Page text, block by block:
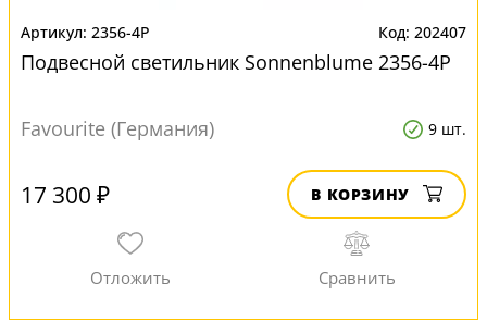
2356-4P 202407
Подвесной светильник Sonnenblume 2356-4P
Favourite (Германия) 9 шт.
17 300 ₽ В КОРЗИНУ